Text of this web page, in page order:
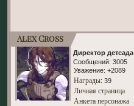
Alex Cross
Директор детсада
Сообщений: 3005
Уважение: +2089
Награды: 39
Личная страница
Анкета персонажа